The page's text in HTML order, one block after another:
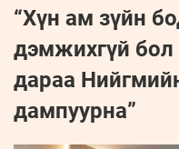
“Хүн ам зүйн
дэмжихгүй
дараа
дампуурна”